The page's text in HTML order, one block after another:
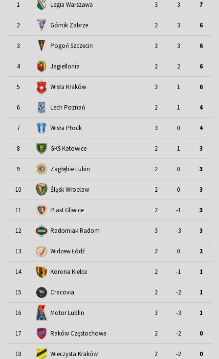
1 Legia Warszawa 3 3 7
2 Górnik Zabrze 2 3 6
3 Pogoń Szczecin 3 3 6
4 Jagiellonia 2 2 6
5 Wisła Kraków 3 1 6
6 Lech Poznań 2 1 4
7 Wisła Płock 3 0 4
8 GKS Katowice 2 1 3
9 Zagłębie Lubin 2 0 3
10 Śląsk Wrocław 2 0 3
11 Piast Gliwice 2 -1 3
12 Radomiak Radom 3 -3 3
13 Widzew Łódź 2 0 2
14 Korona Kielce 2 -1 1
15 Cracovia 2 -2 1
16 Motor Lublin 3 -3 1
17 Raków Częstochowa 2 -2 0
18 Wieczysta Kraków 2 -2 0